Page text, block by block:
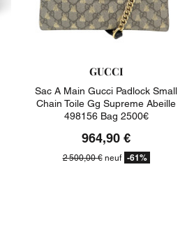
GUCCI
Sac A Main Gucci Padlock Small
Chain Toile Gg Supreme Abeille
498156 Bag 2500€
964,90 €
2 500,00 €neuf -61%